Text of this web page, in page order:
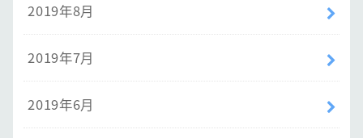
2019年8月
2019年7月
2019年6月